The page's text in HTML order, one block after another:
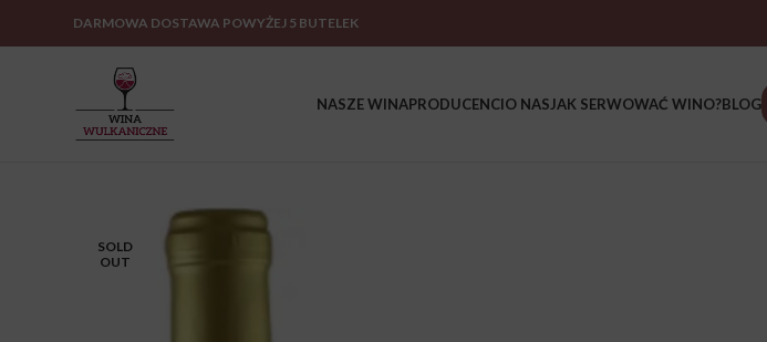
DARMOWA DOSTAWA POWYŻEJ 5 BUTELEK
NASZE WINAPRODUCENCIO NASJAK SERWOWAĆ WINO?BLOG
SOLD
OUT